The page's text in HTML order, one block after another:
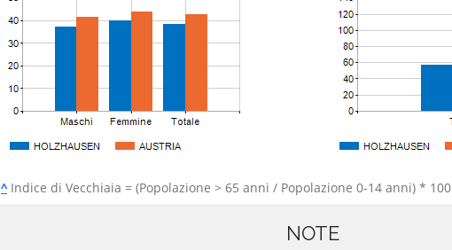
^Indice di Vecchiaia = (Popolazione > 65 anni / Popolazione 0-14 anni) * 100
NOTE